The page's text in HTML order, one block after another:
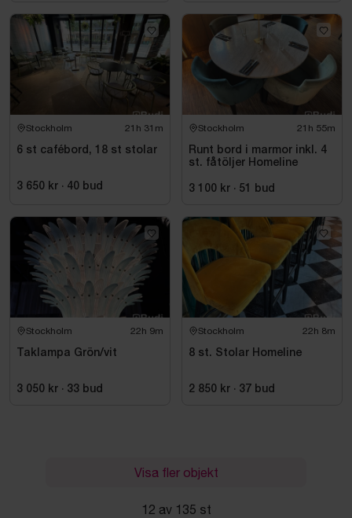
Stockholm 21h 31m
6 st cafébord, 18 st stolar
3 650 kr · 40 bud
Stockholm 21h 55m
Runt bord i marmor inkl. 4
st. fåtöljer Homeline
3 100 kr · 51 bud
Stockholm 22h 9m
Taklampa Grön/vit
3 050 kr · 33 bud
Stockholm 22h 8m
8 st. Stolar Homeline
2 850 kr · 37 bud
Visa fler objekt
12 av 135 st